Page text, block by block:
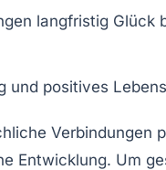
langfristig Glück
und positives
Verbindungen
Entwicklung. Um